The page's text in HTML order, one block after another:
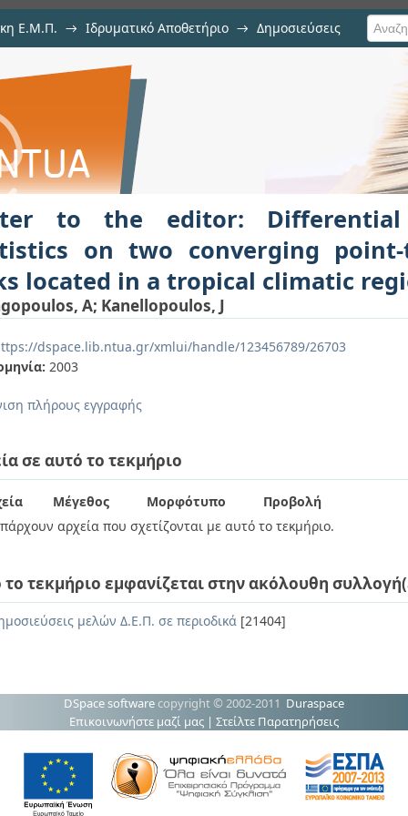
Ε.Μ.Π. → Ιδρυματικό Αποθετήριο → Δημοσιεύσεις
Differential rain
point terrestrial links located
to the editor:
on two converging
located in a tropical climatic
A; Kanellopoulos, J
dspace.lib.ntua.gr/xmlui/handle/123456789/26703
2003
πλήρους εγγραφής
σε αυτό το τεκμήριο
Μέγεθος Μορφότυπο
Προβολή
αρχεία που σχετίζονται με αυτό το τεκμήριο.
το τεκμήριο εμφανίζεται στην ακόλουθη
μελών Δ.Ε.Π. σε περιοδικά [21404]
DSpace software copyright © 2002-2011 Duraspace
Επικοινωνήστε μαζί μας | Στείλτε Παρατηρήσεις